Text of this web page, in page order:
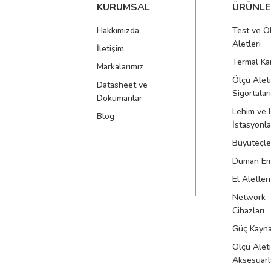
Bağlantı Arabirimi
Bilgisayar Yazılım Desteği
Güvenlik Sertifikaları
CE, UKCA
KURUMSAL
Hakkımızda
İletişim
Markalarımız
Datasheet ve
Dökümanlar
Blog
Test ve
Aletleri
Termal
Ölçü Aleti
Sigortaları
Lehim ve
Duman
El Aletleri
Network
Cihazları
Güç
Ölçü Aleti